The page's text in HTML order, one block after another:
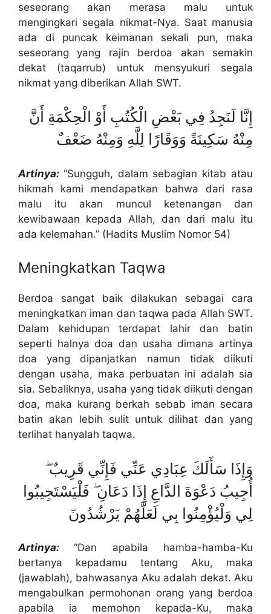
seseorang akan merasa malu untuk
mengingkari segala nikmat-Nya. Saat manusia
ada di puncak keimanan sekali pun, maka
seseorang yang rajin berdoa akan semakin
dekat (taqarrub) untuk mensyukuri segala
nikmat yang diberikan Allah SWT.
إِنَّا لَنَجِدُ فِي بَعْضِ الْكُتُبِ أَوْ الْحِكْمَةِ أَنَّ
مِنْهُ سَكِينَةً وَوَقَارًا لِلَّهِ وَمِنْهُ ضَعْفٌ
Artinya: “Sungguh, dalam sebagian kitab atau
hikmah kami mendapatkan bahwa dari rasa
malu itu akan muncul ketenangan dan
kewibawaan kepada Allah, dan dari malu itu
ada kelemahan.” (Hadits Muslim Nomor 54)
Meningkatkan Taqwa
Berdoa sangat baik dilakukan sebagai cara
meningkatkan iman dan taqwa pada Allah SWT.
Dalam kehidupan terdapat lahir dan batin
seperti halnya doa dan usaha dimana artinya
doa yang dipanjatkan namun tidak diikuti
dengan usaha, maka perbuatan ini adalah sia
sia. Sebaliknya, usaha yang tidak diikuti dengan
doa, maka kurang berkah sebab iman secara
batin akan lebih sulit untuk dilihat dan yang
terlihat hanyalah taqwa.
وَإِذَا سَأَلَكَ عِبَادِي عَنِّي فَإِنِّي قَرِيبٌ ۖ
أُجِيبُ دَعْوَةَ الدَّاعِ إِذَا دَعَانِ ۖ فَلْيَسْتَجِيبُوا
لِي وَلْيُؤْمِنُوا بِي لَعَلَّهُمْ يَرْشُدُونَ
Artinya:“Dan apabila hamba-hamba-Ku
bertanya kepadamu tentang Aku, maka
(jawablah), bahwasanya Aku adalah dekat. Aku
mengabulkan permohonan orang yang berdoa
apabila ia memohon kepada-Ku, maka